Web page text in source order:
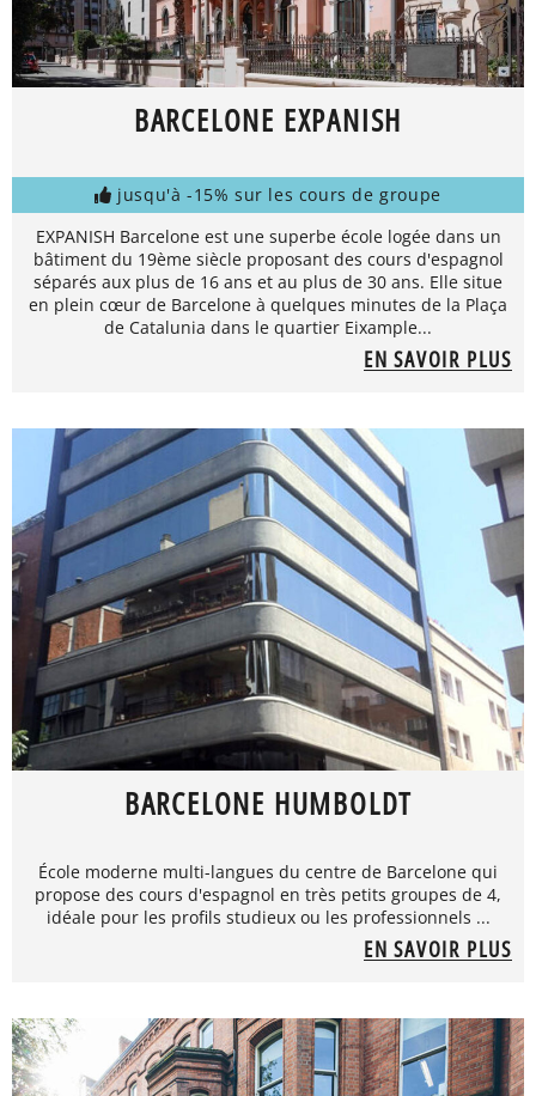
BARCELONE EXPANISH
jusqu'à -15% sur les cours de groupe
EXPANISH Barcelone est une superbe école logée dans un
bâtiment du 19ème siècle proposant des cours d'espagnol
séparés aux plus de 16 ans et au plus de 30 ans. Elle situe
en plein cœur de Barcelone à quelques minutes de la Plaça
de Catalunia dans le quartier Eixample...
EN SAVOIR PLUS
BARCELONE HUMBOLDT
École moderne multi-langues du centre de Barcelone qui
propose des cours d'espagnol en très petits groupes de 4,
idéale pour les profils studieux ou les professionnels ...
EN SAVOIR PLUS